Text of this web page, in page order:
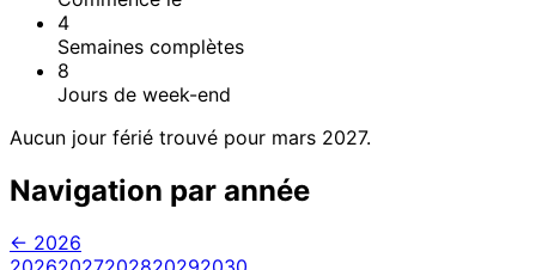
4
Semaines complètes
8
Jours de week-end
Aucun jour férié trouvé pour mars 2027.
Navigation par année
← 2026